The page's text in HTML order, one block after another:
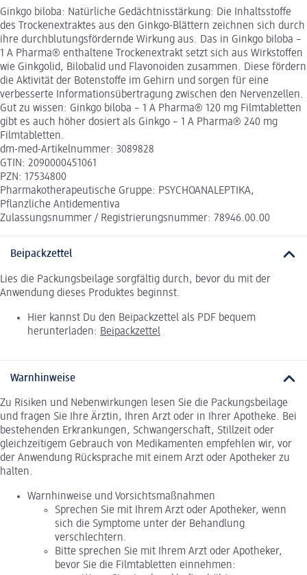
Ginkgo biloba: Natürliche Gedächtnisstärkung: Die Inhaltsstoffe
des Trockenextraktes aus den Ginkgo-Blättern zeichnen sich durch
ihre durchblutungsfördernde Wirkung aus. Das in Ginkgo biloba –
1 A Pharma® enthaltene Trockenextrakt setzt sich aus Wirkstoffen
wie Ginkgolid, Bilobalid und Flavonoiden zusammen. Diese fördern
die Aktivität der Botenstoffe im Gehirn und sorgen für eine
verbesserte Informationsübertragung zwischen den Nervenzellen.
Gut zu wissen: Ginkgo biloba – 1 A Pharma® 120 mg Filmtabletten
gibt es auch höher dosiert als Ginkgo – 1 A Pharma® 240 mg
Filmtabletten.
dm-med-Artikelnummer: 3089828
GTIN: 2090000451061
PZN: 17534800
Pharmakotherapeutische Gruppe: PSYCHOANALEPTIKA,
Pflanzliche Antidementiva
Zulassungsnummer / Registrierungsnummer: 78946.00.00
Beipackzettel
Lies die Packungsbeilage sorgfältig durch, bevor du mit der
Anwendung dieses Produktes beginnst.
Hier kannst Du den Beipackzettel als PDF bequem
herunterladen: Beipackzettel
Warnhinweise
Zu Risiken und Nebenwirkungen lesen Sie die Packungsbeilage
und fragen Sie Ihre Ärztin, Ihren Arzt oder in Ihrer Apotheke. Bei
bestehenden Erkrankungen, Schwangerschaft, Stillzeit oder
gleichzeitigem Gebrauch von Medikamenten empfehlen wir, vor
der Anwendung Rücksprache mit einem Arzt oder Apotheker zu
halten.
Warnhinweise und Vorsichtsmaßnahmen
Sprechen Sie mit Ihrem Arzt oder Apotheker, wenn
sich die Symptome unter der Behandlung
verschlechtern.
Bitte sprechen Sie mit Ihrem Arzt oder Apotheker,
bevor Sie die Filmtabletten einnehmen: